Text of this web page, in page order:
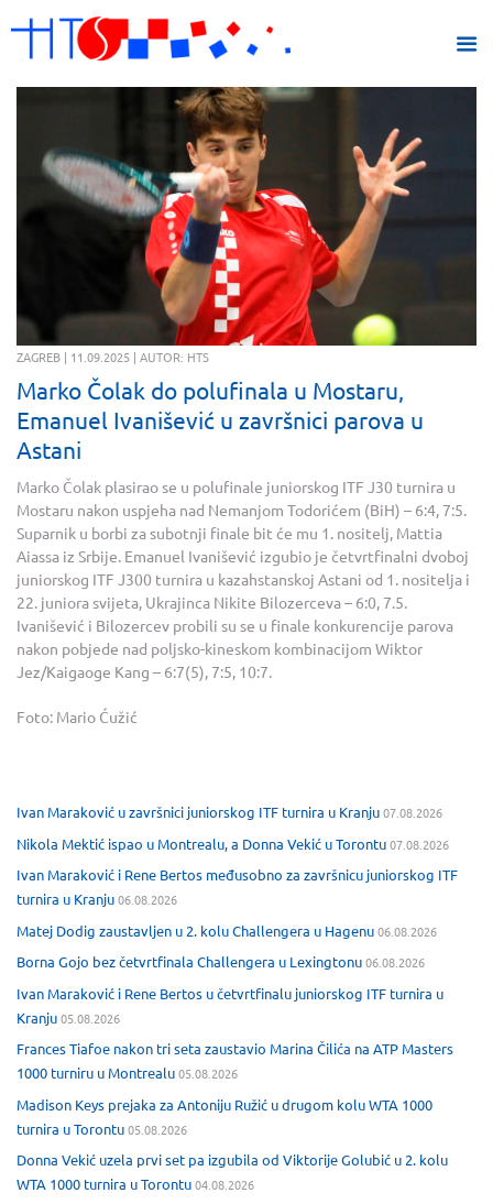
ZAGREB | 11.09.2025 | AUTOR: HTS
Marko Čolak do polufinala u Mostaru,
Emanuel Ivanišević u završnici parova u
Astani
Marko Čolak plasirao se u polufinale juniorskog ITF J30 turnira u
Mostaru nakon uspjeha nad Nemanjom Todorićem (BiH) – 6:4, 7:5.
Suparnik u borbi za subotnji finale bit će mu 1. nositelj, Mattia
Aiassa iz Srbije. Emanuel Ivanišević izgubio je četvrtfinalni dvoboj
juniorskog ITF J300 turnira u kazahstanskoj Astani od 1. nositelja i
22. juniora svijeta, Ukrajinca Nikite Bilozerceva – 6:0, 7.5.
Ivanišević i Bilozercev probili su se u finale konkurencije parova
nakon pobjede nad poljsko-kineskom kombinacijom Wiktor
Jez/Kaigaoge Kang – 6:7(5), 7:5, 10:7.
Foto: Mario Ćužić
Ivan Maraković u završnici juniorskog ITF turnira u Kranju07.08.2026
Nikola Mektić ispao u Montrealu, a Donna Vekić u Torontu07.08.2026
Ivan Maraković i Rene Bertos međusobno za završnicu juniorskog ITF
turnira u Kranju06.08.2026
Matej Dodig zaustavljen u 2. kolu Challengera u Hagenu06.08.2026
Borna Gojo bez četvrtfinala Challengera u Lexingtonu06.08.2026
Ivan Maraković i Rene Bertos u četvrtfinalu juniorskog ITF turnira u
Kranju05.08.2026
Frances Tiafoe nakon tri seta zaustavio Marina Čilića na ATP Masters
1000 turniru u Montrealu05.08.2026
Madison Keys prejaka za Antoniju Ružić u drugom kolu WTA 1000
turnira u Torontu05.08.2026
Donna Vekić uzela prvi set pa izgubila od Viktorije Golubić u 2. kolu
WTA 1000 turnira u Torontu04.08.2026